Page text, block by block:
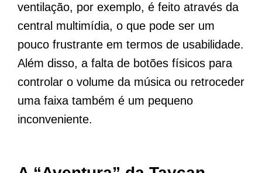
ventilação, por exemplo, é feito através da
central multimídia, o que pode ser um
pouco frustrante em termos de usabilidade.
Além disso, a falta de botões físicos para
controlar o volume da música ou retroceder
uma faixa também é um pequeno
inconveniente.